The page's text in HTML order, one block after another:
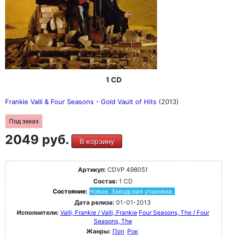
1 CD
Frankie Valli & Four Seasons - Gold Vault of Hits (2013)
Под заказ
2049 руб. В корзину
Артикул: CDVP 498051
Состав: 1 CD
Состояние: Новое. Заводская упаковка.
Дата релиза: 01-01-2013
Исполнители: Valli, Frankie / Valli, Frankie Four Seasons, The / Four
Seasons, The
Жанры: Поп Рок